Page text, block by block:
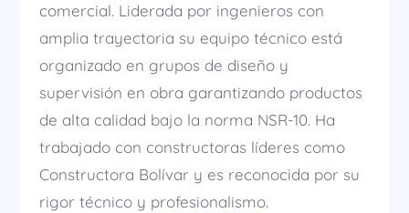
comercial. Liderada por ingenieros con
amplia trayectoria su equipo técnico está
organizado en grupos de diseño y
supervisión en obra garantizando productos
de alta calidad bajo la norma NSR-10. Ha
trabajado con constructoras líderes como
Constructora Bolívar y es reconocida por su
rigor técnico y profesionalismo.